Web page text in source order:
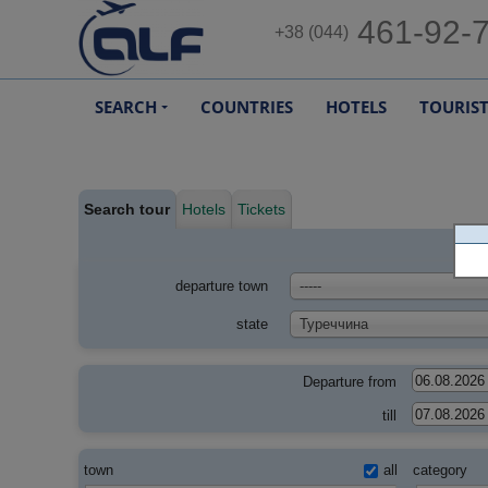
+38 (044) 461-92-
SEARCH COUNTRIES HOTELS
Search tour Hotels Tickets
departure town -----
state Туреччина
Departure from
till
town all category